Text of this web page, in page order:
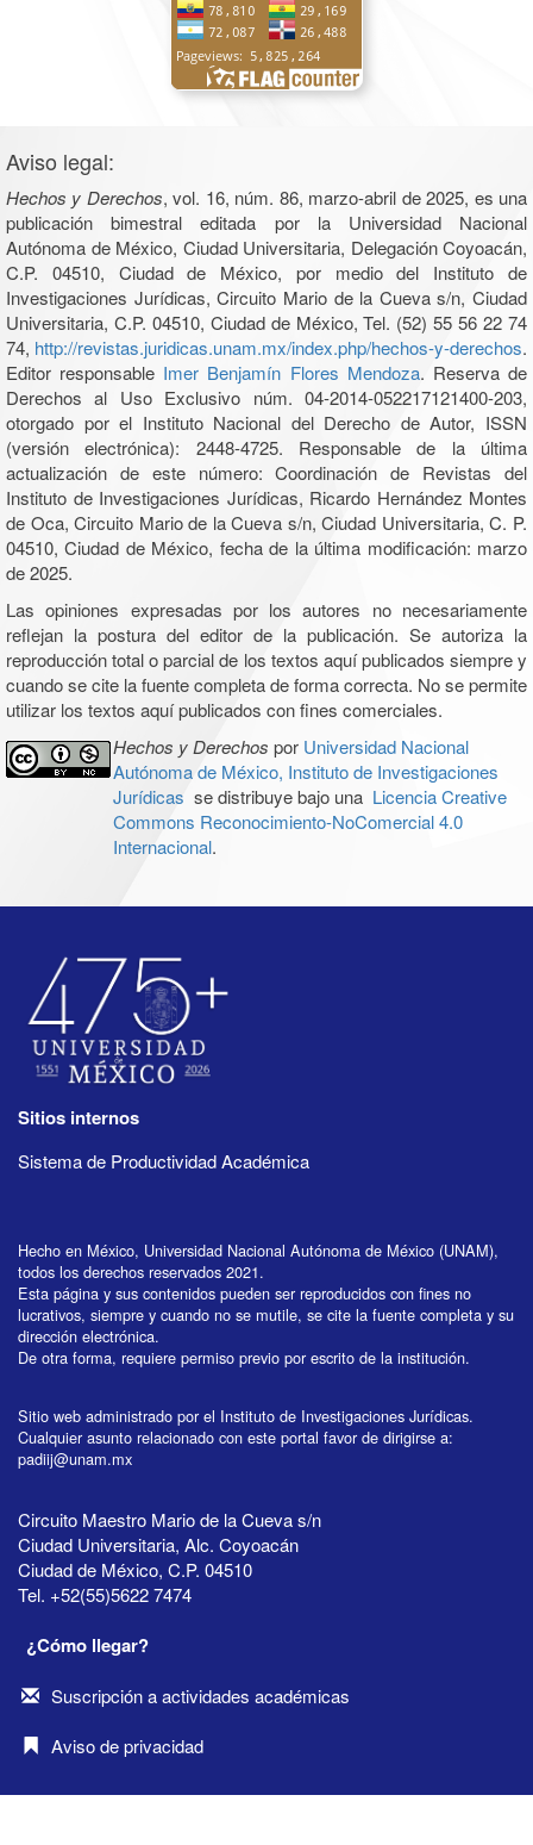
Aviso legal:
Hechos y Derechos, vol. 16, núm. 86, marzo-abril de 2025, es una
publicación bimestral editada por la Universidad Nacional
Autónoma de México, Ciudad Universitaria, Delegación Coyoacán,
C.P. 04510, Ciudad de México, por medio del Instituto de
Investigaciones Jurídicas, Circuito Mario de la Cueva s/n, Ciudad
Universitaria, C.P. 04510, Ciudad de México, Tel. (52) 55 56 22 74
74, http://revistas.juridicas.unam.mx/index.php/hechos-y-derechos.
Editor responsable Imer Benjamín Flores Mendoza. Reserva de
Derechos al Uso Exclusivo núm. 04-2014-052217121400-203,
otorgado por el Instituto Nacional del Derecho de Autor, ISSN
(versión electrónica): 2448-4725. Responsable de la última
actualización de este número: Coordinación de Revistas del
Instituto de Investigaciones Jurídicas, Ricardo Hernández Montes
de Oca, Circuito Mario de la Cueva s/n, Ciudad Universitaria, C. P.
04510, Ciudad de México, fecha de la última modificación: marzo
de 2025.
Las opiniones expresadas por los autores no necesariamente
reflejan la postura del editor de la publicación. Se autoriza la
reproducción total o parcial de los textos aquí publicados siempre y
cuando se cite la fuente completa de forma correcta. No se permite
utilizar los textos aquí publicados con fines comerciales.
Hechos y Derechos por Universidad Nacional
Autónoma de México, Instituto de Investigaciones
Jurídicas se distribuye bajo una Licencia Creative
Commons Reconocimiento-NoComercial 4.0
Internacional.
Sitios internos
Sistema de Productividad Académica
Hecho en México, Universidad Nacional Autónoma de México (UNAM),
todos los derechos reservados 2021.
Esta página y sus contenidos pueden ser reproducidos con fines no
lucrativos, siempre y cuando no se mutile, se cite la fuente completa y su
dirección electrónica.
De otra forma, requiere permiso previo por escrito de la institución.
Sitio web administrado por el Instituto de Investigaciones Jurídicas.
Cualquier asunto relacionado con este portal favor de dirigirse a:
padiij@unam.mx
Circuito Maestro Mario de la Cueva s/n
Ciudad Universitaria, Alc. Coyoacán
Ciudad de México, C.P. 04510
Tel. +52(55)5622 7474
¿Cómo llegar?
Suscripción a actividades académicas
Aviso de privacidad